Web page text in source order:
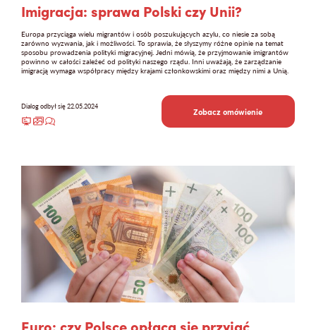
Imigracja: sprawa Polski czy Unii?
Europa przyciąga wielu migrantów i osób poszukujących azylu, co niesie za sobą
zarówno wyzwania, jak i możliwości. To sprawia, że słyszymy różne opinie na temat
sposobu prowadzenia polityki migracyjnej. Jedni mówią, że przyjmowanie imigrantów
powinno w całości zależeć od polityki naszego rządu. Inni uważają, że zarządzanie
imigracją wymaga współpracy między krajami członkowskimi oraz między nimi a Unią.
Dialog odbył się 22.05.2024 Zobacz omówienie
Euro: czy Polsce opłaca się przyjąć